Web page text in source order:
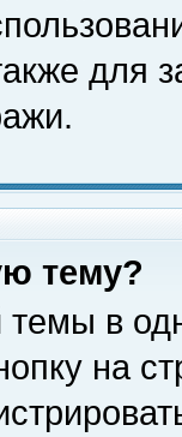
для
тему?
темы в
на